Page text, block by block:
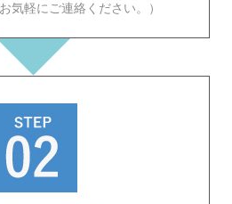
気軽にご連絡ください。）